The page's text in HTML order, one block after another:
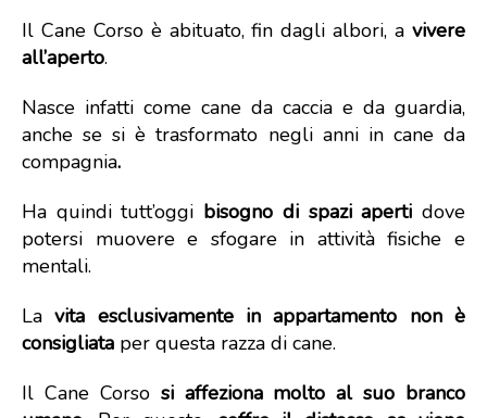
Il Cane Corso è abituato, fin dagli albori, a vivere
all’aperto.
Nasce infatti come cane da caccia e da guardia,
anche se si è trasformato negli anni in cane da
compagnia.
Ha quindi tutt’oggi bisogno di spazi apertidove
potersi muovere e sfogare in attività fisiche e
mentali.
Lavita esclusivamente in appartamento non è
consigliata per questa razza di cane.
Il Cane Corso si affeziona molto al suo branco